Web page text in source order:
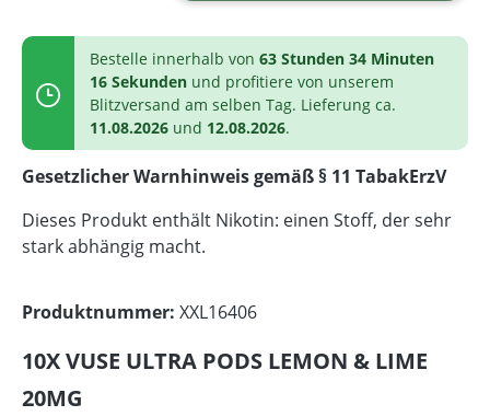
Bestelle innerhalb von 63 Stunden 34 Minuten
16 Sekunden und profitiere von unserem
Blitzversand am selben Tag. Lieferung ca.
11.08.2026 und 12.08.2026.
Gesetzlicher Warnhinweis gemäß § 11 TabakErzV
Dieses Produkt enthält Nikotin: einen Stoff, der sehr
stark abhängig macht.
Produktnummer: XXL16406
10X VUSE ULTRA PODS LEMON & LIME
20MG